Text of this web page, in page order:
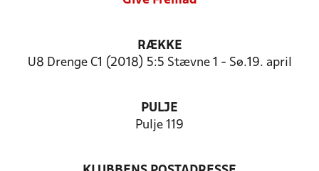
RÆKKE
U8 Drenge C1 (2018) 5:5 Stævne 1 - Sø.19. april
PULJE
Pulje 119